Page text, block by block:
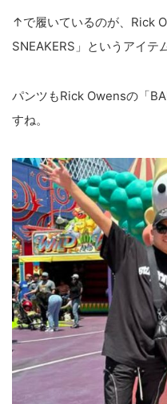
↑で履いているのが、Rick
SNEAKERS」というアイテム
パンツもRick Owensの「
すね。